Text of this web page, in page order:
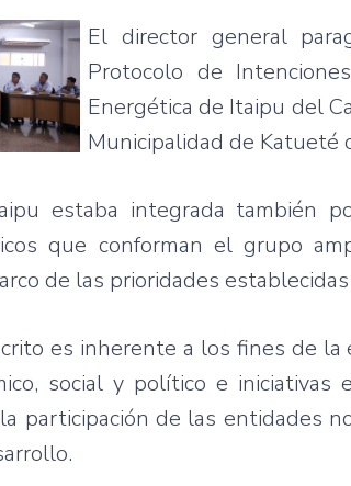
El director general
Protocolo de Intenciones
Energética de Itaipu del
Municipalidad de Katueté
estaba integrada también
que conforman el grupo
de las prioridades establecidas
es inherente a los fines de la
, social y político e iniciativas
participación de las entidades
.